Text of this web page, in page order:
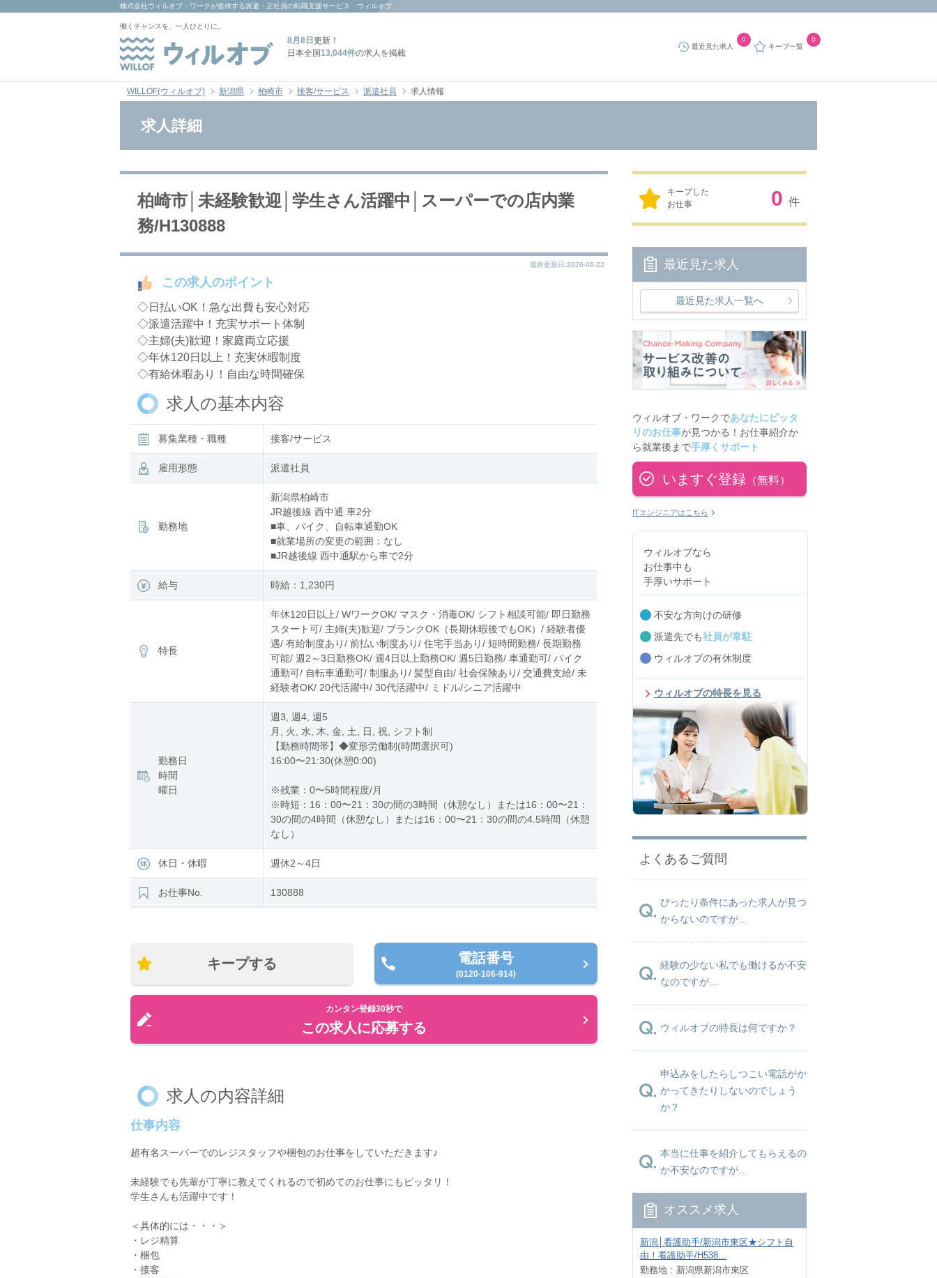
株式会社ウィルオブ・ワーク が提供する派遣・正社員の転職支援サービス ウィルオブ
働くチャンスを、一人ひとりに。
8月8日 更新！
日本全国13,044件の求人を掲載
最近見た求人
0
キープ一覧
0
WILLOF(ウィルオブ) 新潟県 柏崎市 接客/サービス 派遣社員 求人情報
求人詳細
柏崎市│未経験歓迎│学生さん活躍中│スーパーでの店内業
務/H130888
最終更新日:2026-06-22
この求人のポイント
◇日払いOK！急な出費も安心対応
◇派遣活躍中！充実サポート体制
◇主婦(夫)歓迎！家庭両立応援
◇年休120日以上！充実休暇制度
◇有給休暇あり！自由な時間確保
求人の基本内容
募集業種・職種 接客/サービス
雇用形態 派遣社員
勤務地
新潟県柏崎市
JR越後線 西中通 車2分
■車、バイク、自転車通勤OK
■就業場所の変更の範囲：なし
■JR越後線 西中通駅から車で2分
給与 時給：1,230円
特長
年休120日以上/ WワークOK/ マスク・消毒OK/ シフト相談可能/ 即日勤務
スタート可/ 主婦(夫)歓迎/ ブランクOK（長期休暇後でもOK）/ 経験者優
遇/ 有給制度あり/ 前払い制度あり/ 住宅手当あり/ 短時間勤務/ 長期勤務
可能/ 週2～3日勤務OK/ 週4日以上勤務OK/ 週5日勤務/ 車通勤可/ バイク
通勤可/ 自転車通勤可/ 制服あり/ 髪型自由/ 社会保険あり/ 交通費支給/ 未
経験者OK/ 20代活躍中/ 30代活躍中/ ミドル/シニア活躍中
勤務日
時間
曜日
週3, 週4, 週5
月, 火, 水, 木, 金, 土, 日, 祝, シフト制
【勤務時間帯】◆変形労働制(時間選択可)
16:00〜21:30(休憩0:00)
※残業：0〜5時間程度/月
※時短：16：00〜21：30の間の3時間（休憩なし）または16：00〜21：
30の間の4時間（休憩なし）または16：00〜21：30の間の4.5時間（休憩
なし）
休日・休暇 週休2～4日
お仕事No. 130888
キープする 電話番号
(0120-106-914)
カンタン登録30秒で
この求人に応募する
求人の内容詳細
仕事内容
超有名スーパーでのレジスタッフや梱包のお仕事をしていただきます♪
未経験でも先輩が丁寧に教えてくれるので初めてのお仕事にもピッタリ！
学生さんも活躍中です！
＜具体的には・・・＞
・レジ精算
・梱包
・接客
キープした
お仕事
0 件
最近見た求人
最近見た求人一覧へ
ウィルオブ・ワークであなたにピッタ
リのお仕事が見つかる！お仕事紹介か
ら就業後まで手厚くサポート
いますぐ登録 （無料）
ITエンジニアはこちら
ウィルオブなら
お仕事中も
手厚いサポート
不安な方向けの研修
派遣先でも社員が常駐
ウィルオブの有休制度
ウィルオブの特長を見る
よくあるご質問
ぴったり条件にあった求人が見つ
からないのですが…
経験の少ない私でも働けるか不安
なのですが…
ウィルオブの特長は何ですか？
申込みをしたらしつこい電話がか
かってきたりしないのでしょう
か？
本当に仕事を紹介してもらえるの
か不安なのですが…
オススメ求人
新潟│看護助手/新潟市東区★シフト自
由！看護助手/H538...
勤務地
新潟県新潟市東区